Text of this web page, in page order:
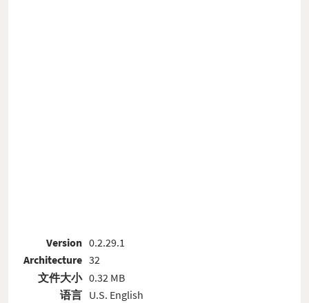
Version
Architecture
文件大小
语言
0.2.29.1
32
0.32 MB
U.S. English